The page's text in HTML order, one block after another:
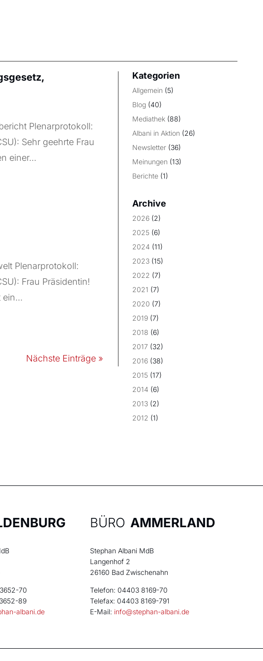
Plenarprotokoll:
Sehr geehrte Frau
einer...
Plenarprotokoll:
Frau Präsidentin!
ein...
Nächste Einträge »
Kategorien
Allgemein (5)
Blog (40)
Mediathek (88)
Albani in Aktion (26)
Newsletter (36)
Meinungen (13)
Berichte (1)
Archive
2026 (2)
2025 (6)
2024 (11)
2023 (15)
2022 (7)
2021 (7)
2020 (7)
2019 (7)
2018 (6)
2017 (32)
2016 (38)
2015 (17)
2014 (6)
2013 (2)
2012 (1)
70
89
albani.de
BÜRO AMMERLAND
Stephan Albani MdB
Langenhof 2
26160 Bad Zwischenahn
Telefon: 04403 8169-70
Telefax: 04403 8169-791
E-Mail: info@stephan-albani.de